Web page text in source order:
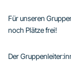
Für unseren
noch Plätze frei!
Der